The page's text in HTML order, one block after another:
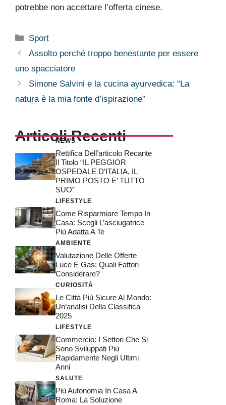
potrebbe non accettare l’offerta cinese.
Categorie
Sport
Assolto perché troppo benestante per essere
uno spacciatore
Simone Salvini e la cucina ayurvedica: “La
natura è la mia fonte d’ispirazione”
Articoli Recenti
NEWS
Rettifica Dell’articolo Recante
Il Titolo “IL PEGGIOR
OSPEDALE D’ITALIA, IL
PRIMO POSTO E’ TUTTO
SUO”
LIFESTYLE
Come Risparmiare Tempo In
Casa: Scegli L’asciugatrice
Più Adatta A Te
AMBIENTE
Valutazione Delle Offerte
Luce E Gas: Quali Fattori
Considerare?
CURIOSITÀ
Le Città Più Sicure Al Mondo:
Un’analisi Della Classifica
2025
LIFESTYLE
Commercio: I Settori Che Si
Sono Sviluppati Più
Rapidamente Negli Ultimi
Anni
SALUTE
Più Autonomia In Casa A
Roma: La Soluzione